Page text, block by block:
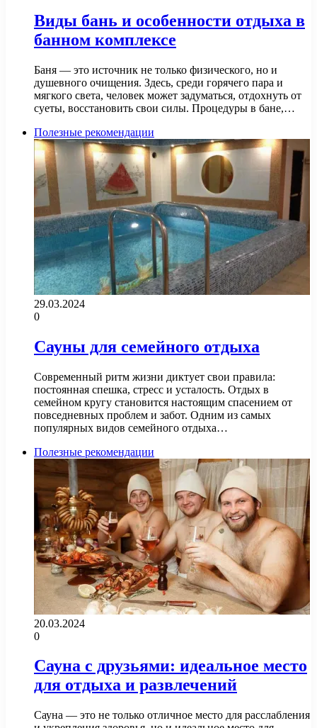
Виды бань и особенности отдыха в
банном комплексе
Баня — это источник не только физического, но и
душевного очищения. Здесь, среди горячего пара и
мягкого света, человек может задуматься, отдохнуть от
суеты, восстановить свои силы. Процедуры в бане,…
Полезные рекомендации
29.03.2024
0
Сауны для семейного отдыха
Современный ритм жизни диктует свои правила:
постоянная спешка, стресс и усталость. Отдых в
семейном кругу становится настоящим спасением от
повседневных проблем и забот. Одним из самых
популярных видов семейного отдыха…
Полезные рекомендации
20.03.2024
0
Сауна с друзьями: идеальное место
для отдыха и развлечений
Сауна — это не только отличное место для расслабления